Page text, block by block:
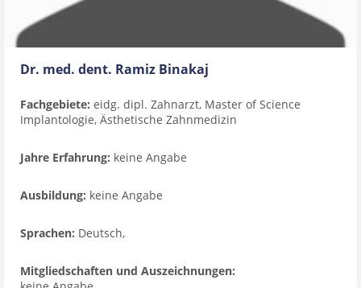
Dr. med. dent. Ramiz Binakaj
Fachgebiete: eidg. dipl. Zahnarzt, Master of Science
Implantologie, Ästhetische Zahnmedizin
Jahre Erfahrung: keine Angabe
Ausbildung: keine Angabe
Sprachen: Deutsch,
Mitgliedschaften und Auszeichnungen: